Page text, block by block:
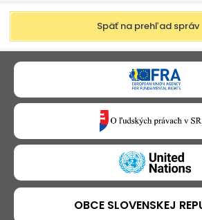
Späť na prehľad správ
OBCE SLOVENSKEJ